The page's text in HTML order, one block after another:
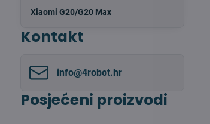
Xiaomi G20/G20 Max
Kontakt
info​@4robot​.hr
Posjećeni proizvodi